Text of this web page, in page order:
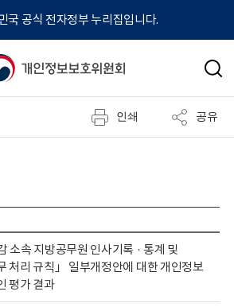
국 공식 전자정부 누리집입니다.
검
인쇄 공유
소속 지방공무원 인사기록 · 통계 및
처리 규칙」 일부개정안에 대한 개인정보
평가 결과